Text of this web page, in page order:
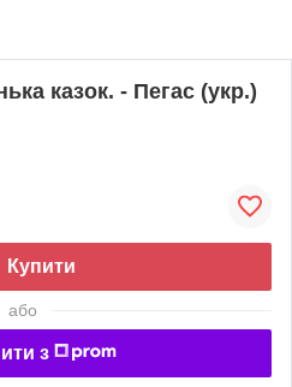
казок. - Пегас (укр.)
Купити
або
з